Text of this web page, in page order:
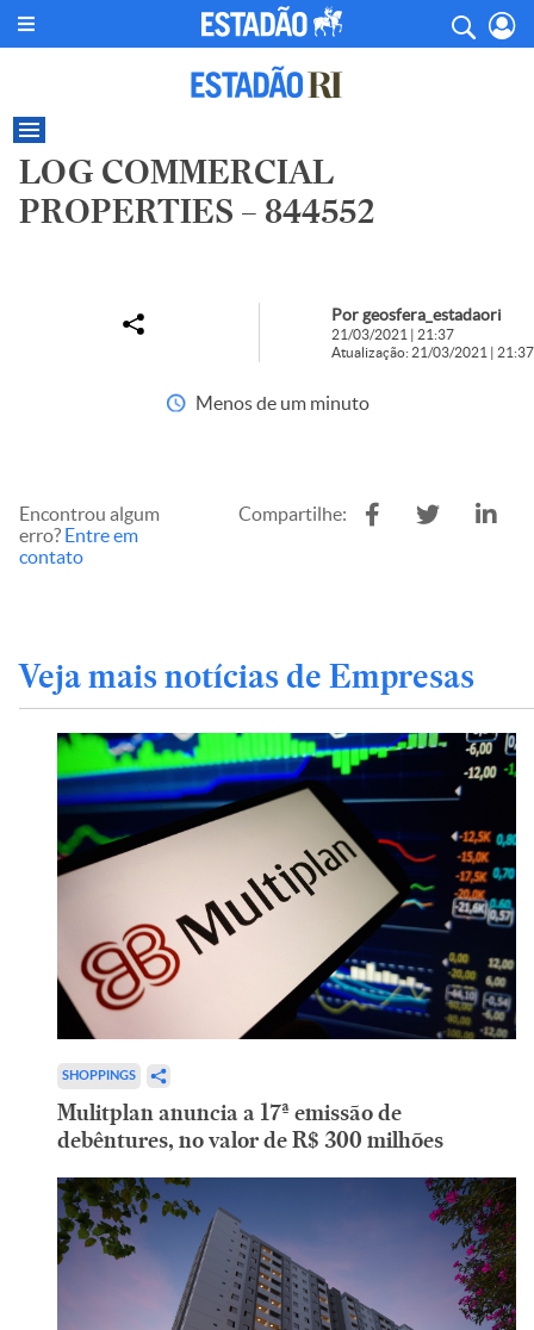
LOG COMMERCIAL
PROPERTIES – 844552
Por geosfera_estadaori
21/03/2021 | 21:37
Atualização: 21/03/2021 | 21:37
Menos de um minuto
Encontrou algum
erro? Entre em
contato
Compartilhe:
Veja mais notícias de Empresas
SHOPPINGS
Mulitplan anuncia a 17ª emissão de
debêntures, no valor de R$ 300 milhões